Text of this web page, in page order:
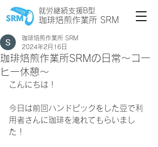
就労継続支援B型
珈琲焙煎作業所 SRM
珈琲焙煎作業所SRMの日常〜コー
ヒー休憩〜
珈琲焙煎作業所 SRM
2024年2月16日
こんにちは！
今日は前回ハンドピックをした豆で利
用者さんに珈琲を淹れてもらいまし
た！